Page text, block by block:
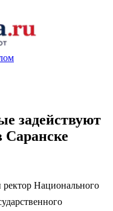
задействуют
Национального